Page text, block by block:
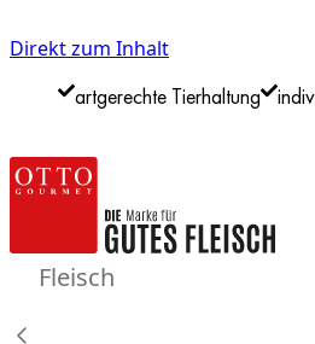
Direkt zum Inhalt
artgerechte Tierhaltung
Fleisch